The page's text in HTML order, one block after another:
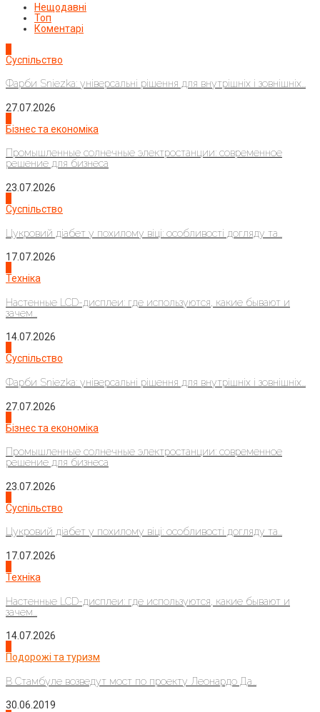
Нещодавні
Топ
Коментарі
Суспільство
Фарби Sniezka: універсальні рішення для внутрішніх і зовнішніх...
27.07.2026
Бізнес та економіка
Промышленные солнечные электростанции: современное
решение для бизнеса
23.07.2026
Суспільство
Цукровий діабет у похилому віці: особливості догляду та...
17.07.2026
Техніка
Настенные LCD-дисплеи: где используются, какие бывают и
зачем...
14.07.2026
Суспільство
Фарби Sniezka: універсальні рішення для внутрішніх і зовнішніх...
27.07.2026
Бізнес та економіка
Промышленные солнечные электростанции: современное
решение для бизнеса
23.07.2026
Суспільство
Цукровий діабет у похилому віці: особливості догляду та...
17.07.2026
Техніка
Настенные LCD-дисплеи: где используются, какие бывают и
зачем...
14.07.2026
Подорожі та туризм
В Стамбуле возведут мост по проекту Леонардо Да...
30.06.2019